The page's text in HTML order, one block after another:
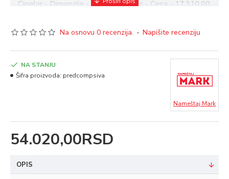
Cipelar - Dimenzije - 80x39x98,5cm - Cena - 17.310,00
Komodica - Dimenzije - 60x39x59,5cm - Cena -
9.790,00 RSD
Ormar - Dimenzije - 60x39x209cm - Cena - 23.730,00
RSD
Čiviluk - Cena - 6.360,00 RSD
Na osnovu 0 recenzija. - Napišite recenziju
54.020,00RSD
NA STANJU
Šifra proizvoda: predcompsiva
Nameštaj Mark
OPIS